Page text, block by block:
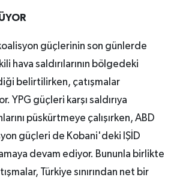
güçlerinin son günlerde
hava saldırılarının bölgedeki
belirtilirken, çatışmalar
YPG güçleri karşı saldırıya
püskürtmeye çalışırken, ABD
güçleri de Kobani'deki IŞİD
devam ediyor. Bununla birlikte
Türkiye sınırından net bir